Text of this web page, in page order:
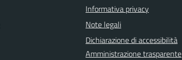
Informativa privacy
Note legali
Dichiarazione di accessibilità
Amministrazione trasparente